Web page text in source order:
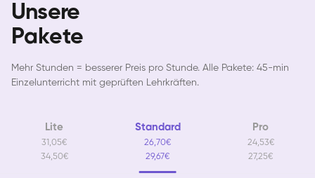
Unsere
Pakete
Mehr Stunden = besserer Preis pro Stunde. Alle Pakete: 45-min
Einzelunterricht mit geprüften Lehrkräften.
Lite
31,05€
34,50€
Standard
26,70€
29,67€
Pro
24,53€
27,25€